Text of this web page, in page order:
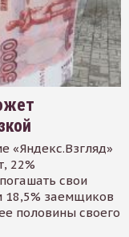
«Яндекс.Взгляд»
22%
свои
18,5% заемщиков
половины своего